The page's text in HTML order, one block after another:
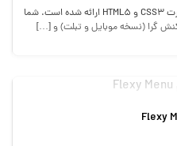
FlexMenuنام اسکریپتی می باشد که به صورت CSS3 و HTML5 ارائه شده است. شما
گرا (نسخه موبایل و تبلت) و […]